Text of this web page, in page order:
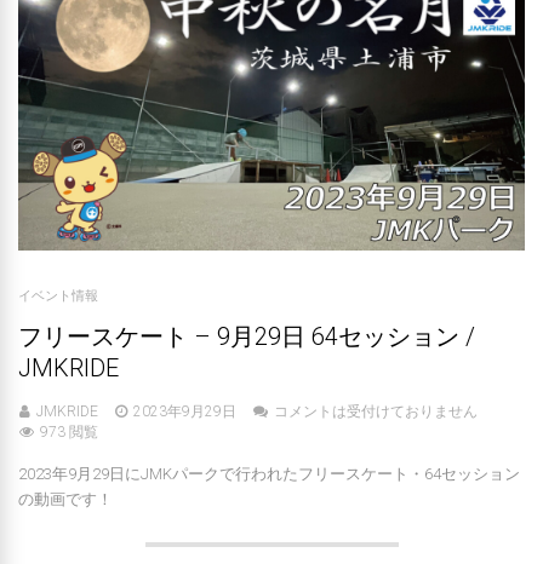
イベント情報
フリースケート – 9月29日 64セッション /
JMKRIDE
JMKRIDE 2023年9月29日
コメントは受付けておりません
973 閲覧
2023年9月29日にJMKパークで行われたフリースケート・64セッション
の動画です！